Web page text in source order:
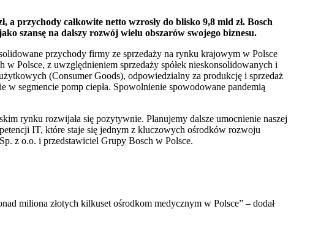
przychody całkowite netto wzrosły do blisko 9,8 mld zł. Bosch
szansę na dalszy rozwój wielu obszarów swojego biznesu.
przychody firmy ze sprzedaży na rynku krajowym w Polsce
Polsce, z uwzględnieniem sprzedaży spółek nieskonsolidowanych i
(Consumer Goods), odpowiedzialny za produkcję i sprzedaż
segmencie pomp ciepła. Spowolnienie spowodowane pandemią
rynku rozwijała się pozytywnie. Planujemy dalsze umocnienie naszej
IT, które staje się jednym z kluczowych ośrodków rozwoju
z o.o. i przedstawiciel Grupy Bosch w Polsce.
miliona złotych kilkuset ośrodkom medycznym w Polsce” – dodał